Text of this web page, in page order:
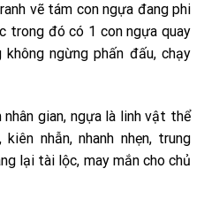
vẽ tám con ngựa đang phi
trong đó có 1 con ngựa quay
ngừng phấn đấu, chạy
nhân gian, ngựa là linh vật thể
nhẫn, nhanh nhẹn, trung
lại tài lộc, may mắn cho chủ